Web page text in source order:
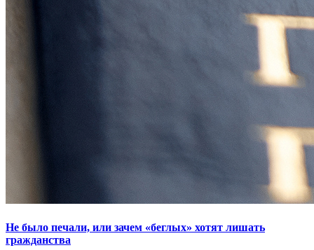
Не было печали, или зачем «беглых» хотят лишать
гражданства